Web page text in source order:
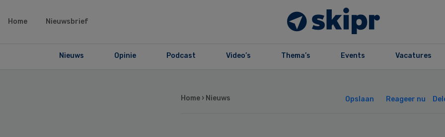
Home Nieuwsbrief
Nieuws Opinie Podcast Video’s Thema’s Events Vacatures
Home › Nieuws Opslaan Reageer nu